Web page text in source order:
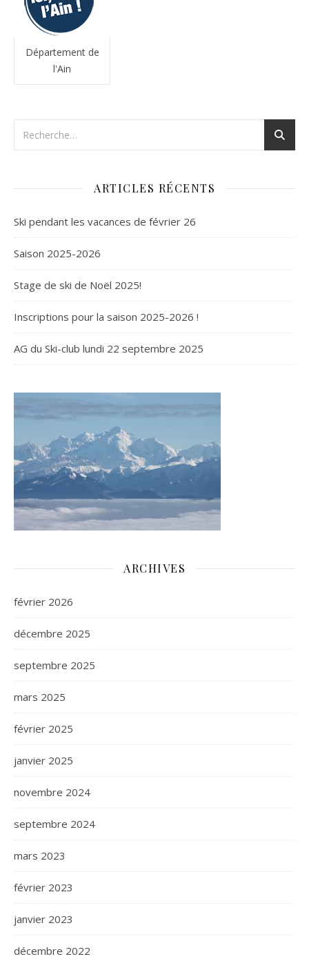
Département de
l'Ain
ARTICLES RÉCENTS
Ski pendant les vacances de février 26
Saison 2025-2026
Stage de ski de Noël 2025!
Inscriptions pour la saison 2025-2026 !
AG du Ski-club lundi 22 septembre 2025
ARCHIVES
février 2026
décembre 2025
septembre 2025
mars 2025
février 2025
janvier 2025
novembre 2024
septembre 2024
mars 2023
février 2023
janvier 2023
décembre 2022